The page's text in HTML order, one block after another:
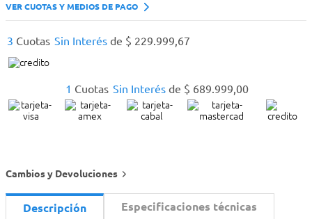
VER CUOTAS Y MEDIOS DE PAGO
1 Cuotas Sin Interésde $ 689.999,00
3 Cuotas Sin Interés de $ 229.999,67
Cambios y Devoluciones
Descripción Especificaciones técnicas